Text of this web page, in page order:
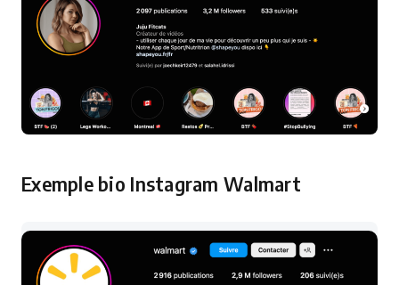
Exemple bio Instagram Walmart